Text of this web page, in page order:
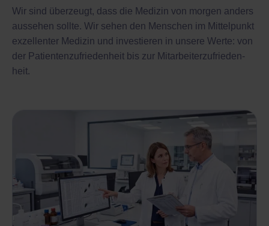
Wir sind überzeugt, dass die Medizin von morgen anders
aussehen sollte. Wir sehen den Menschen im Mittelpunkt
exzellenter Medizin und investieren in unsere Werte: von
der Patienten­zufrieden­heit bis zur Mitarbeiter­zufrieden­
heit.